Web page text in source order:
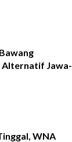
Alternatif Jawa-
WNA